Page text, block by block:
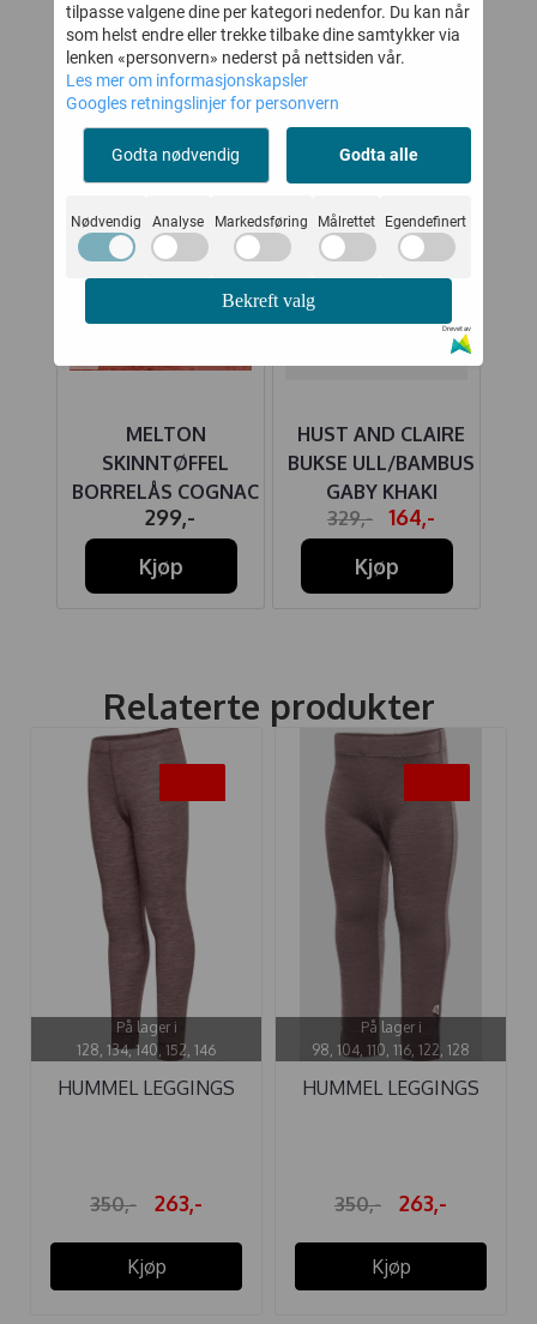
KUNDER SOM SÅ PÅ DETTE SÅ
OGSÅ PÅ
MELTON
SKINNTØFFEL
BORRELÅS COGNAC
299,-
Kjøp
HUST AND CLAIRE
BUKSE ULL/BAMBUS
GABY KHAKI
329,-
164,-
Kjøp
Relaterte produkter
På lager i
128, 134, 140, 152, 146
HUMMEL LEGGINGS
350,- 263,-
Kjøp
På lager i
98, 104, 110, 116, 122, 128
HUMMEL LEGGINGS
350,- 263,-
Kjøp
tilpasse valgene dine per kategori nedenfor. Du kan når
som helst endre eller trekke tilbake dine samtykker via
lenken «personvern» nederst på nettsiden vår.
Les mer om informasjonskapsler
Googles retningslinjer for personvern
Godta nødvendig Godta alle
Nødvendig Analyse Markedsføring Målrettet Egendefinert
Bekreft valg
Drevet av